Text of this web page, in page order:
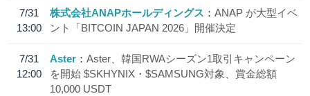
7/31
13:00
株式会社ANAPホールディングス
ANAP が大型イベ
ント「BITCOIN JAPAN 2026」開催決定
7/31
12:00
Aster
Aster、韓国RWAシーズン1取引キャンペーン
を開始 $SKHYNIX・$SAMSUNG対象、賞金総額
10,000 USDT